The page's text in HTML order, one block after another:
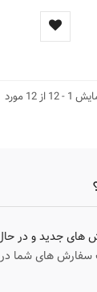
- 12 از 12 مورد
های جدید و در
سفارش های شما در